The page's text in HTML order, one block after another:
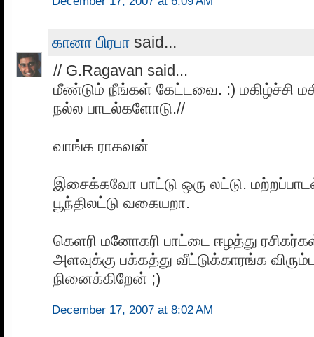
கானா பிரபா said...
// G.Ragavan said...
மீண்டும் நீங்கள் கேட்டவை. :) மகிழ்ச்சி
நல்ல பாடல்களோடு.//
வாங்க ராகவன்
இசைக்கவோ பாட்டு ஒரு லட்டு.
பூந்திலட்டு வகையறா.
கெளரி மனோகரி பாட்டை ஈழத்து
அளவுக்கு பக்கத்து வீட்டுக்காரங்க
நினைக்கிறேன் ;)
December 17, 2007 at 8:02 AM